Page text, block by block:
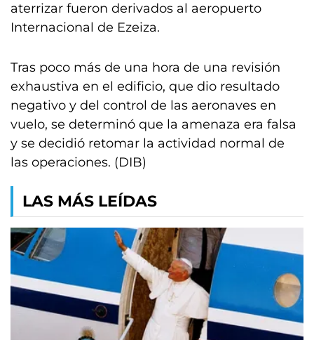
aterrizar fueron derivados al aeropuerto
Internacional de Ezeiza.
Tras poco más de una hora de una revisión
exhaustiva en el edificio, que dio resultado
negativo y del control de las aeronaves en
vuelo, se determinó que la amenaza era falsa
y se decidió retomar la actividad normal de
las operaciones. (DIB)
LAS MÁS LEÍDAS